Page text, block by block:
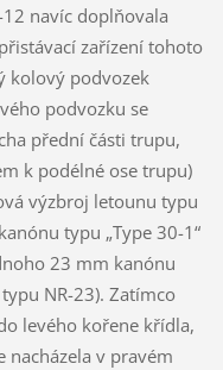
navíc doplňovala
zařízení tohoto
kolový podvozek
podvozku se
přední části trupu,
k podélné ose trupu)
výzbroj letounu typu
typu „Type 30-1“
23 mm kanónu
NR-23). Zatímco
levého kořene křídla,
nacházela v pravém